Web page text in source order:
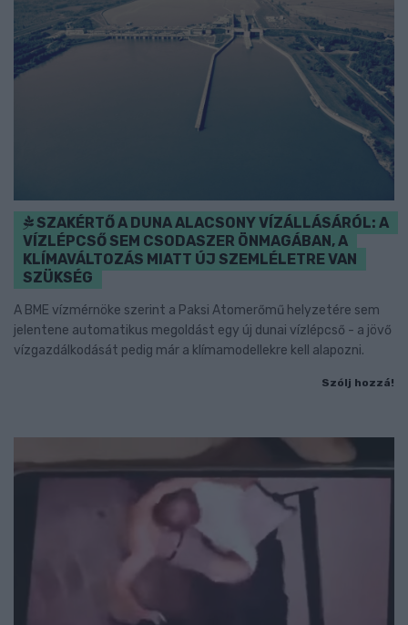
SZAKÉRTŐ A DUNA ALACSONY VÍZÁLLÁSÁRÓL: A
VÍZLÉPCSŐ SEM CSODASZER ÖNMAGÁBAN, A
KLÍMAVÁLTOZÁS MIATT ÚJ SZEMLÉLETRE VAN
SZÜKSÉG
A BME vízmérnöke szerint a Paksi Atomerőmű helyzetére sem
jelentene automatikus megoldást egy új dunai vízlépcső - a jövő
vízgazdálkodását pedig már a klímamodellekre kell alapozni.
Szólj hozzá!